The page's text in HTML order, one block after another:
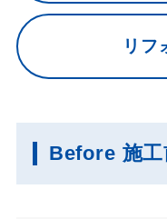
リフ
Before 施